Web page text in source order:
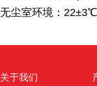
无尘室环境：22±3℃
关于我们